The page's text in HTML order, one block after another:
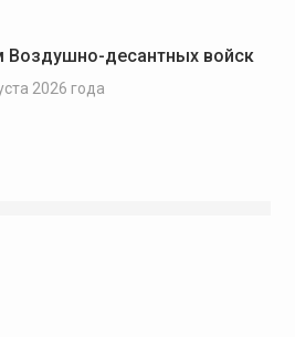
Воздушно-десантных войск
2026 года